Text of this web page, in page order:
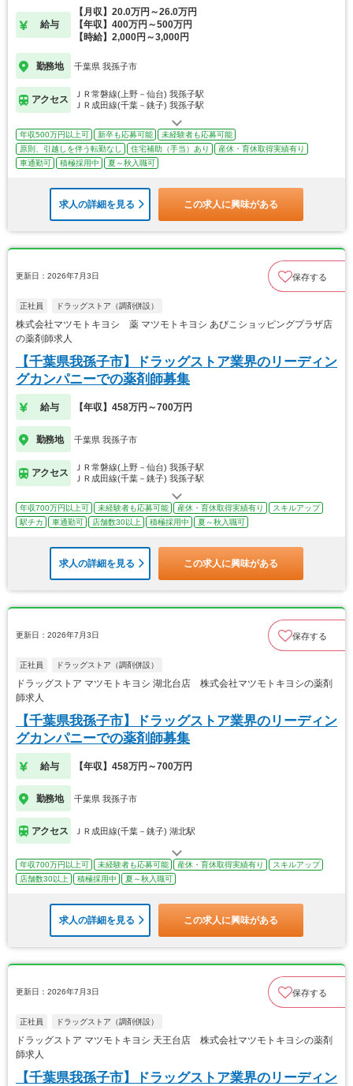
給与
【月収】20.0万円～26.0万円
【年収】400万円～500万円
【時給】2,000円～3,000円
勤務地 千葉県 我孫子市
アクセス
ＪＲ常磐線(上野－仙台) 我孫子駅
ＪＲ成田線(千葉－銚子) 我孫子駅
年収500万円以上可 新卒も応募可能
未経験者も応募可能
原則、引越しを伴う転勤なし
住宅補助（手当）あり
産休・育休取得実績有り
車通勤可
積極採用中 夏～秋入職可
求人の詳細を見る この求人に興味がある
更新日：2026年7月3日 保存する
正社員 ドラッグストア（調剤併設）
株式会社マツモトキヨシ 薬 マツモトキヨシ あびこショッピングプラザ店
の薬剤師求人
【千葉県我孫子市】ドラッグストア業界のリーディン
グカンパニーでの薬剤師募集
給与 【年収】458万円～700万円
勤務地 千葉県 我孫子市
アクセス
ＪＲ常磐線(上野－仙台) 我孫子駅
ＪＲ成田線(千葉－銚子) 我孫子駅
年収700万円以上可 未経験者も応募可能 産休・育休取得実績有り
スキルアップ
駅チカ
車通勤可 店舗数30以上 積極採用中 夏～秋入職可
求人の詳細を見る この求人に興味がある
更新日：2026年7月3日 保存する
正社員 ドラッグストア（調剤併設）
ドラッグストア マツモトキヨシ 湖北台店 株式会社マツモトキヨシの薬剤
師求人
【千葉県我孫子市】ドラッグストア業界のリーディン
グカンパニーでの薬剤師募集
給与 【年収】458万円～700万円
勤務地 千葉県 我孫子市
アクセス ＪＲ成田線(千葉－銚子) 湖北駅
年収700万円以上可 未経験者も応募可能 産休・育休取得実績有り
スキルアップ
店舗数30以上
積極採用中 夏～秋入職可
求人の詳細を見る この求人に興味がある
更新日：2026年7月3日 保存する
正社員 ドラッグストア（調剤併設）
ドラッグストア マツモトキヨシ 天王台店 株式会社マツモトキヨシの薬剤
師求人
【千葉県我孫子市】ドラッグストア業界のリーディン